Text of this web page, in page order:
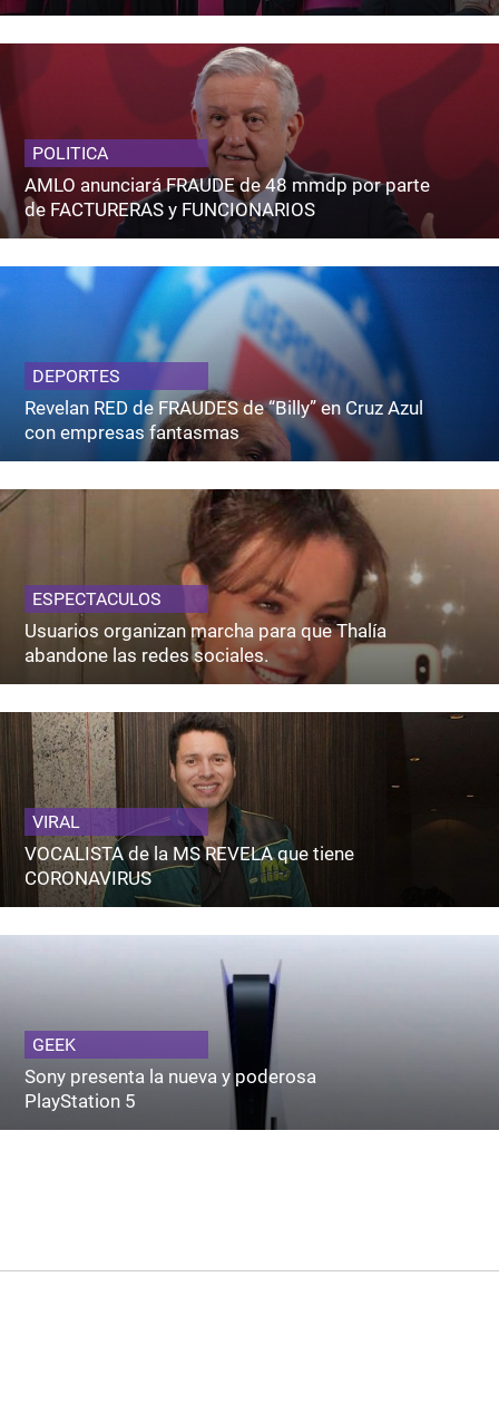
POLITICA
AMLO anunciará FRAUDE de 48 mmdp por parte
de FACTURERAS y FUNCIONARIOS
DEPORTES
Revelan RED de FRAUDES de “Billy” en Cruz Azul
con empresas fantasmas
ESPECTACULOS
Usuarios organizan marcha para que Thalía
abandone las redes sociales.
VIRAL
VOCALISTA de la MS REVELA que tiene
CORONAVIRUS
GEEK
Sony presenta la nueva y poderosa
PlayStation 5